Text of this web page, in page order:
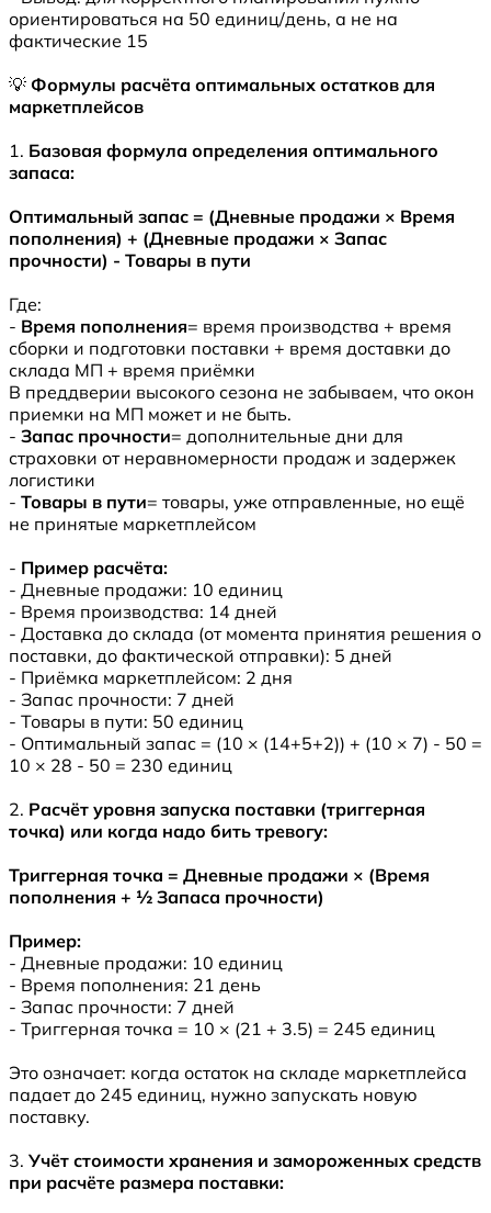
ориентироваться на 50 единиц/день, а не на
фактические 15
💡 Формулы расчёта оптимальных остатков для
маркетплейсов
1. Базовая формула определения оптимального
запаса:
Оптимальный запас = (Дневные продажи × Время
пополнения) + (Дневные продажи × Запас
прочности) - Товары в пути
Где:
- Время пополнения= время производства + время
сборки и подготовки поставки + время доставки до
склада МП + время приёмки
В преддверии высокого сезона не забываем, что окон
приемки на МП может и не быть.
- Запас прочности= дополнительные дни для
страховки от неравномерности продаж и задержек
логистики
- Товары в пути= товары, уже отправленные, но ещё
не принятые маркетплейсом
- Пример расчёта:
- Дневные продажи: 10 единиц
- Время производства: 14 дней
- Доставка до склада (от момента принятия решения о
поставки, до фактической отправки): 5 дней
- Приёмка маркетплейсом: 2 дня
- Запас прочности: 7 дней
- Товары в пути: 50 единиц
- Оптимальный запас = (10 × (14+5+2)) + (10 × 7) - 50 =
10 × 28 - 50 = 230 единиц
2. Расчёт уровня запуска поставки (триггерная
точка) или когда надо бить тревогу:
Триггерная точка = Дневные продажи × (Время
пополнения + ½ Запаса прочности)
Пример:
- Дневные продажи: 10 единиц
- Время пополнения: 21 день
- Запас прочности: 7 дней
- Триггерная точка = 10 × (21 + 3.5) = 245 единиц
Это означает: когда остаток на складе маркетплейса
падает до 245 единиц, нужно запускать новую
поставку.
3. Учёт стоимости хранения и замороженных средств
при расчёте размера поставки: